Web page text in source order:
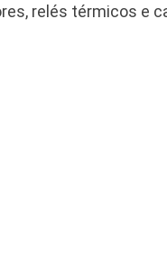
relés térmicos e